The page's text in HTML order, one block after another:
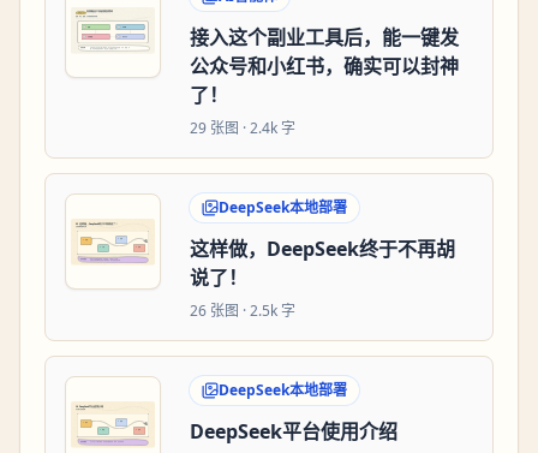
接入这个副业工具后，能一键发
公众号和小红书，确实可以封神
了！
29 张图 ·2.4k 字
DeepSeek本地部署
这样做，DeepSeek终于不再胡
说了！
26 张图 ·2.5k 字
DeepSeek本地部署
DeepSeek平台使用介绍